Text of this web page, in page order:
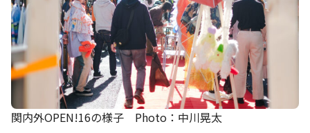
関内外OPEN!16の様子 Photo：中川晃太